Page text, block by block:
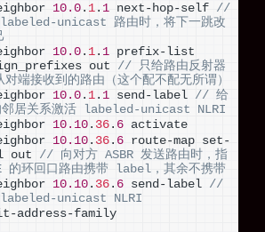
10.0 . 1 . 1 next-hop-self //
unicast 路由时，将下一跳改
10.0 . 1 . 1 prefix-list
out // 只给路由反射器
对端接收到的路由（这个配不配无所谓）
10.0 . 1 . 1 send-label // 给
邻居关系激活 labeled-unicast NLRI
10.10 . 36 . 6 activate
10.10 . 36 . 6 route-map set-
out // 向对方 ASBR 发送路由时，指
的环回口路由携带 label，其余不携带
10.10 . 36 . 6 send-label //
unicast NLRI
address-family